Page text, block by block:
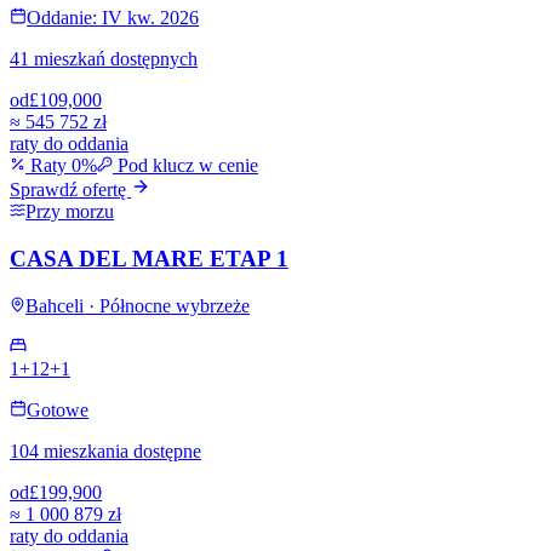
Oddanie: IV kw. 2026
41 mieszkań dostępnych
od£109,000
≈ 545 752 zł
raty do oddania
Raty 0%
Pod klucz w cenie
Sprawdź ofertę
Przy morzu
CASA DEL MARE ETAP 1
Bahceli · Północne wybrzeże
1+1 2+1
Gotowe
104 mieszkania dostępne
od£199,900
≈ 1 000 879 zł
raty do oddania